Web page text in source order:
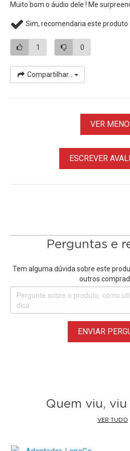
Transmissão Live Streaming para
Muito bom o áudio dele ! Me
Sim, recomendaria este produto
1 0
Compartilhar...
VER
ESCREVER
Perguntas e
Tem alguma dúvida sobre este
outros
ENVIAR
Quem viu,
VER TUDO